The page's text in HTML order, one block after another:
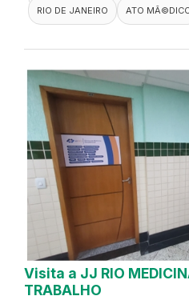
RIO DE JANEIRO
ATO
Visita a JJ RIO
TRABALHO